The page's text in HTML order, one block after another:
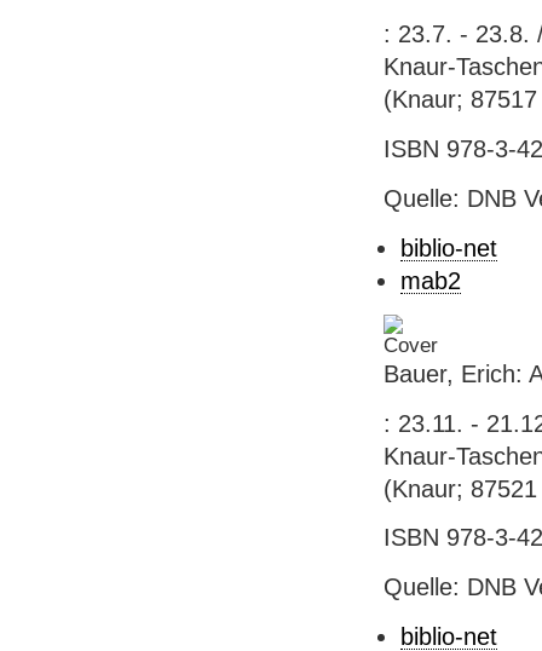
: 23.7. - 23.8.
Knaur-
(Knaur;
ISBN 978-3-
Quelle: DNB
biblio-net
mab2
Bauer, Erich:
: 23.11. -
Knaur-
(Knaur;
ISBN 978-3-
Quelle: DNB
biblio-net